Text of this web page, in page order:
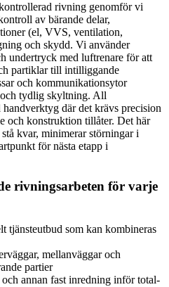
rivning genomför vi
av bärande delar,
(el, VVS, ventilation,
och skydd. Vi använder
undertryck med luftrenare för att
partiklar till intilliggande
och kommunikationsytor
och tydlig skyltning. All
där det krävs precision
och konstruktion tillåter. Det här
kvar, minimerar störningar i
för nästa etapp i
rivningsarbeten för varje
tjänsteutbud som kan kombineras
mellanväggar och
partier
annan fast inredning inför total-